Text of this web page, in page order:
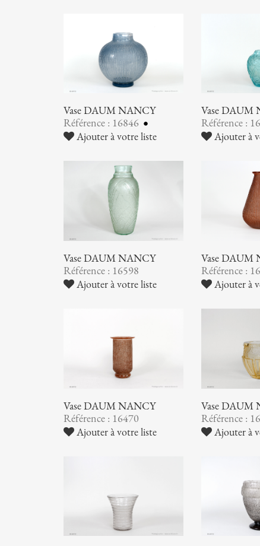
Vase DAUM NANCY
Référence : 16846
Ajouter à votre liste
Vase DAUM
Référence :
Ajouter à
Vase DAUM NANCY
Référence : 16598
Ajouter à votre liste
Vase DAUM
Référence :
Ajouter à
Vase DAUM NANCY
Référence : 16470
Ajouter à votre liste
Vase DAUM
Référence :
Ajouter à